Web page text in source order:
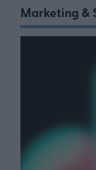
Marketing &